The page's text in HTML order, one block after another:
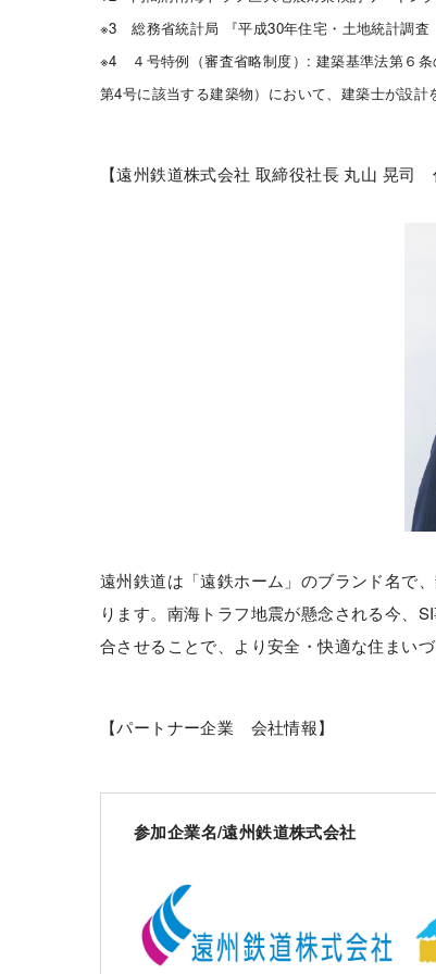
※3 総務省統計局 『平成30年住宅・土地統計調
※4 ４号特例（審査省略制度）: 建築基準法第６条
第4号に該当する建築物）において、建築士が設計
【遠州鉄道株式会社 取締役社長 丸山 晃司
遠州鉄道は「遠鉄ホーム」のブランド名で
ります。南海トラフ地震が懸念される今、
合させることで、より安全・快適な住まい
【パートナー企業 会社情報】
参加企業名/遠州鉄道株式会社